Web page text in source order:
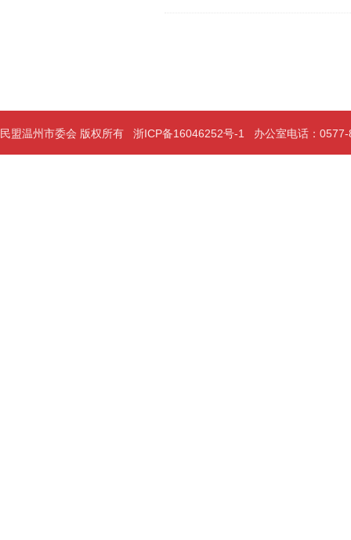
民盟温州市委会 版权所有 浙ICP备16046252号-1 办公室电话：